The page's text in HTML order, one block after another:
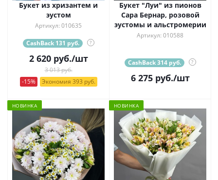
Букет из хризантем и
эустом
Артикул: 010635
CashBack 131 руб. ?
2 620руб./шт
3 013 руб.
-15%
Экономия 393 руб.
Букет "Луи" из пионов
Сара Бернар, розовой
эустомы и альстромерии
Артикул: 010588
CashBack 314 руб. ?
6 275руб./шт
НОВИНКА НОВИНКА